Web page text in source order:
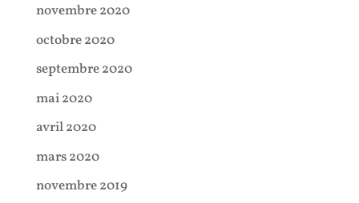
novembre 2020
octobre 2020
septembre 2020
mai 2020
avril 2020
mars 2020
novembre 2019